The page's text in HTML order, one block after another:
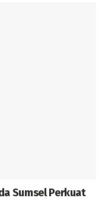
Sumsel Perkuat